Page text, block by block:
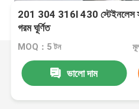
201 304 316l 430 স্টেইনলেস
গরম ঘূর্ণিত
MOQ：5 টন
ভালো দাম